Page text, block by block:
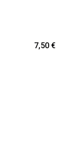
7,50 €